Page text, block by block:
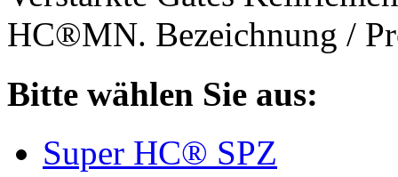
HC®MN. Bezeichnung /
Bitte wählen Sie aus:
Super HC® SPZ